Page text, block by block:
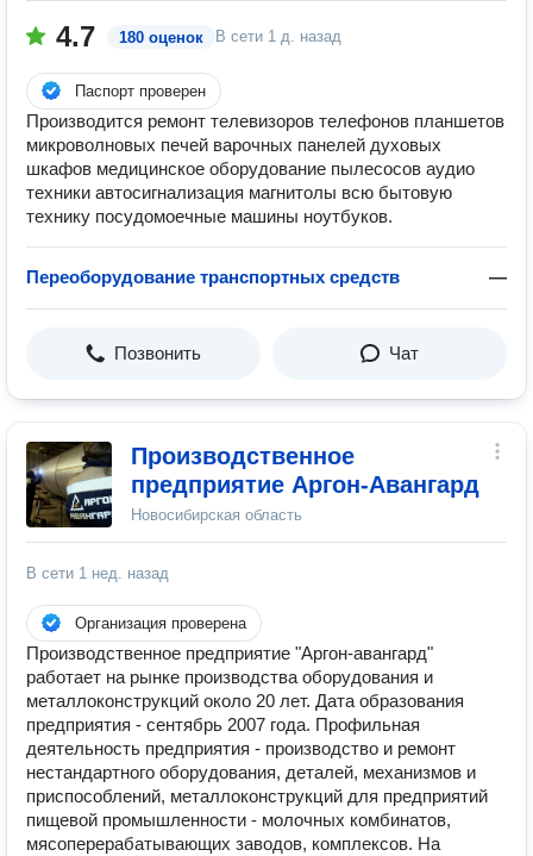
4.7 180 оценок В сети 1 д. назад
Паспорт проверен
Производится ремонт телевизоров телефонов планшетов
микроволновых печей варочных панелей духовых
шкафов медицинское оборудование пылесосов аудио
техники автосигнализация магнитолы всю бытовую
технику посудомоечные машины ноутбуков.
Переоборудование транспортных средств —
Позвонить Чат
Производственное
предприятие Аргон-Авангард
Новосибирская область
В сети 1 нед. назад
Организация проверена
Производственное предприятие "Аргон-авангард"
работает на рынке производства оборудования и
металлоконструкций около 20 лет. Дата образования
предприятия - сентябрь 2007 года. Профильная
деятельность предприятия - производство и ремонт
нестандартного оборудования, деталей, механизмов и
приспособлений, металлоконструкций для предприятий
пищевой промышленности - молочных комбинатов,
мясоперерабатывающих заводов, комплексов. На